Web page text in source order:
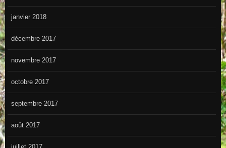
janvier 2018
décembre 2017
novembre 2017
octobre 2017
septembre 2017
août 2017